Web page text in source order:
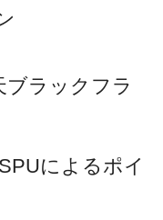
ラックフラ
によるポイ